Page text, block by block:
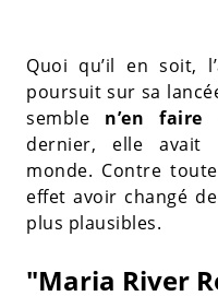
Quoi qu’il en soit,
poursuit sur sa
semble n’en faire
dernier, elle avait
monde. Contre
effet avoir changé
plus plausibles.
"Maria River